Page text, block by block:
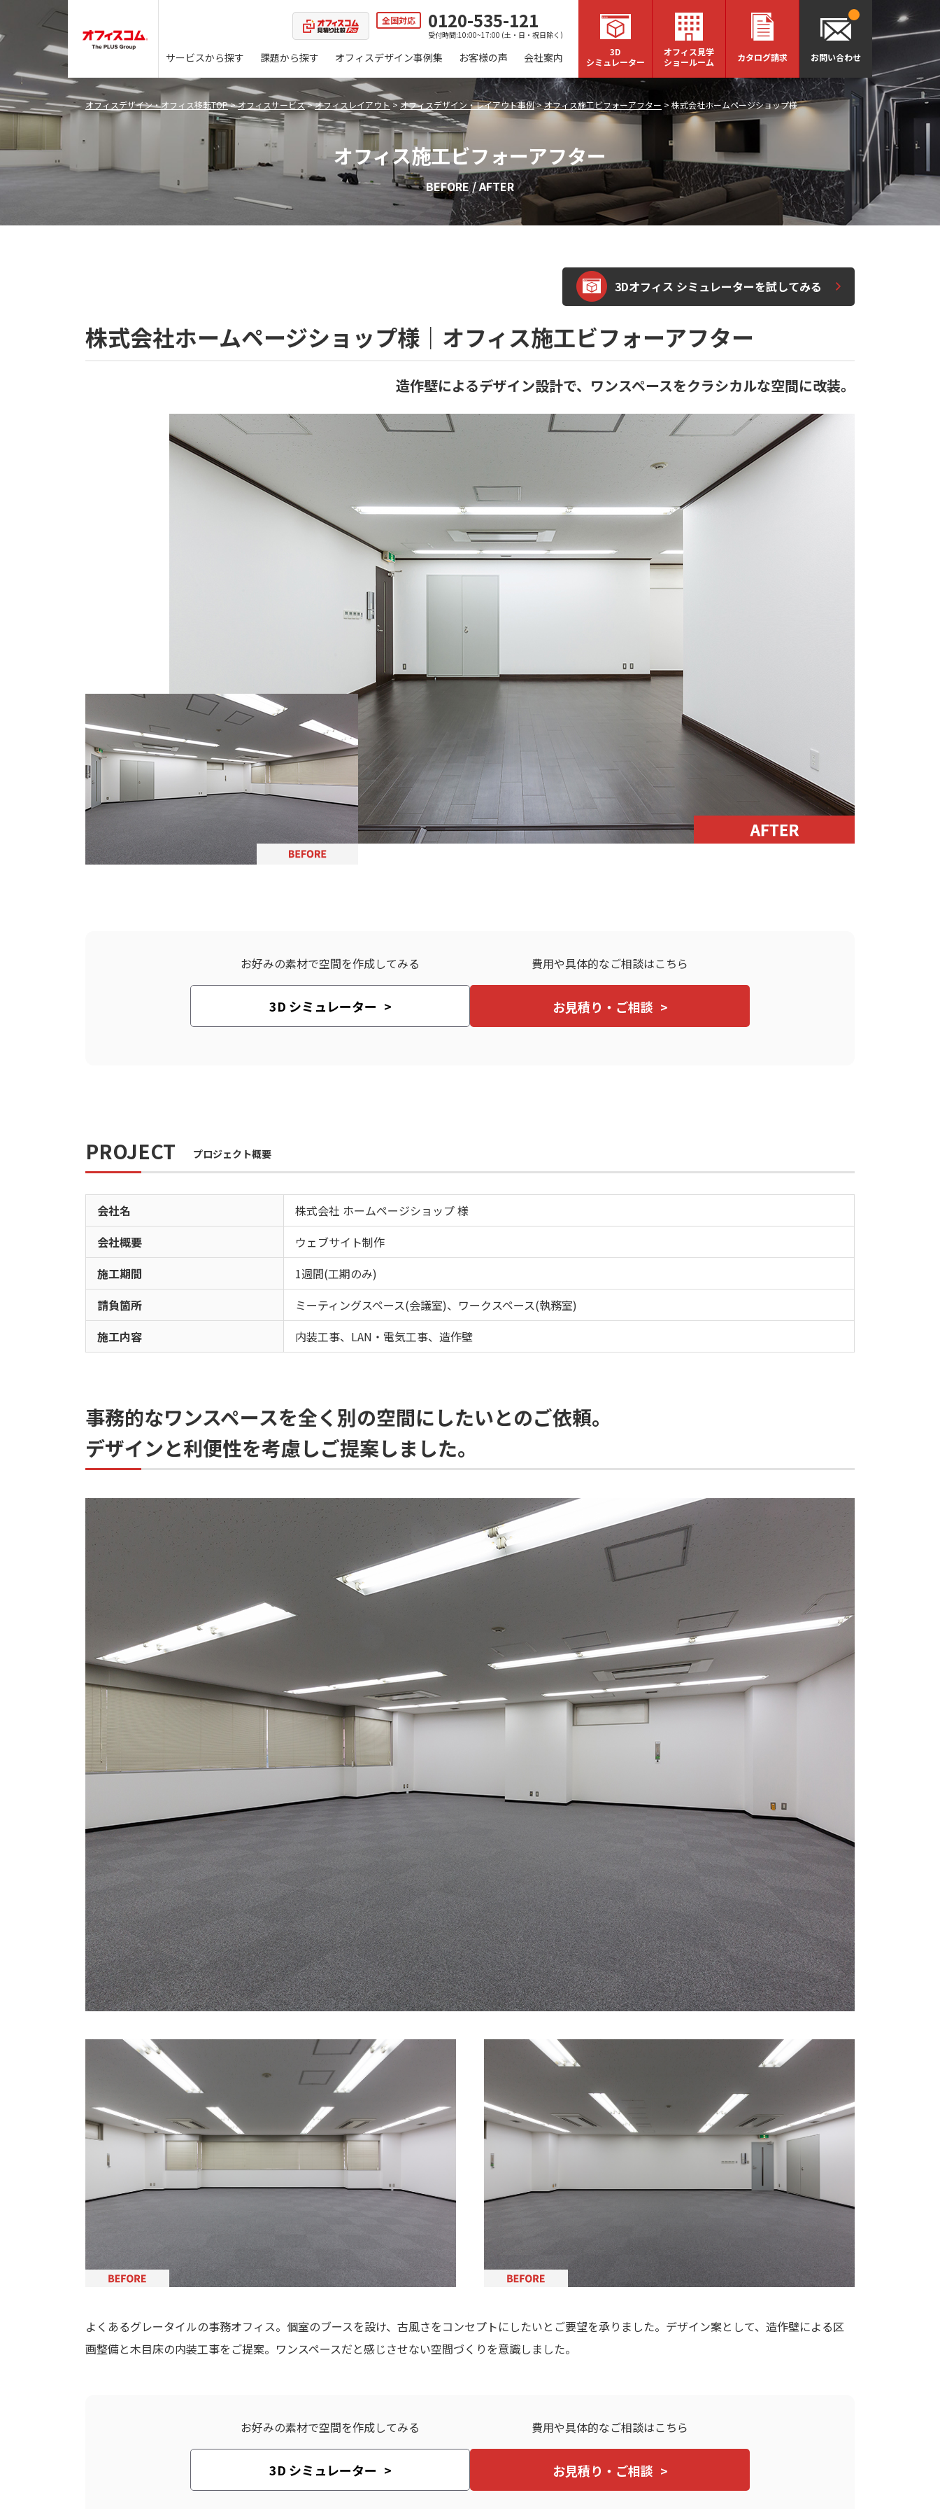
全国対応 0120-535-121
受付時間:10:00~17:00 (土・日・祝日除く)
サービスから探す 課題から探す オフィスデザイン事例集 お客様の声 会社案内
3D
シミュレーター
オフィス見学
ショールーム
カタログ請求 お問い合わせ
オフィスデザイン・オフィス移転TOP>オフィスサービス>オフィスレイアウト> オフィスデザイン・レイアウト事例>オフィス施工ビフォーアフター > 株式会社ホームページショップ様
オフィス施工ビフォーアフター
BEFORE / AFTER
3Dオフィス シミュレーターを試してみる
株式会社ホームページショップ様｜オフィス施工ビフォーアフター
造作壁によるデザイン設計で、ワンスペースをクラシカルな空間に改装。
お好みの素材で空間を作成してみる
3D シミュレーター
費用や具体的なご相談はこちら
お見積り・ご相談
PROJECT プロジェクト概要
会社名
株式会社 ホームページショップ 様
会社概要
ウェブサイト制作
施工期間
1週間(工期のみ)
請負箇所
ミーティングスペース(会議室)、ワークスペース(執務室)
施工内容
内装工事、LAN・電気工事、造作壁
事務的なワンスペースを全く別の空間にしたいとのご依頼。
デザインと利便性を考慮しご提案しました。
よくあるグレータイルの事務オフィス。個室のブースを設け、古風さをコンセプトにしたいとご要望を承りました。デザイン案として、造作壁による区
画整備と木目床の内装工事をご提案。ワンスペースだと感じさせない空間づくりを意識しました。
お好みの素材で空間を作成してみる
3D シミュレーター
費用や具体的なご相談はこちら
お見積り・ご相談